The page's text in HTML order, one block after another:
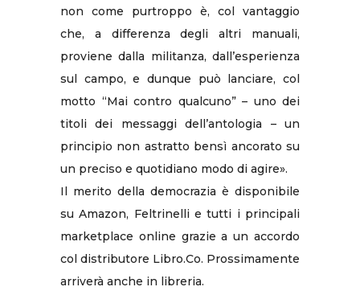
non come purtroppo è, col vantaggio
che, a differenza degli altri manuali,
proviene dalla militanza, dall’esperienza
sul campo, e dunque può lanciare, col
motto “Mai contro qualcuno” – uno dei
titoli dei messaggi dell’antologia – un
principio non astratto bensì ancorato su
un preciso e quotidiano modo di agire».
Il merito della democrazia è disponibile
su Amazon, Feltrinelli e tutti i principali
marketplace online grazie a un accordo
col distributore Libro.Co. Prossimamente
arriverà anche in libreria.